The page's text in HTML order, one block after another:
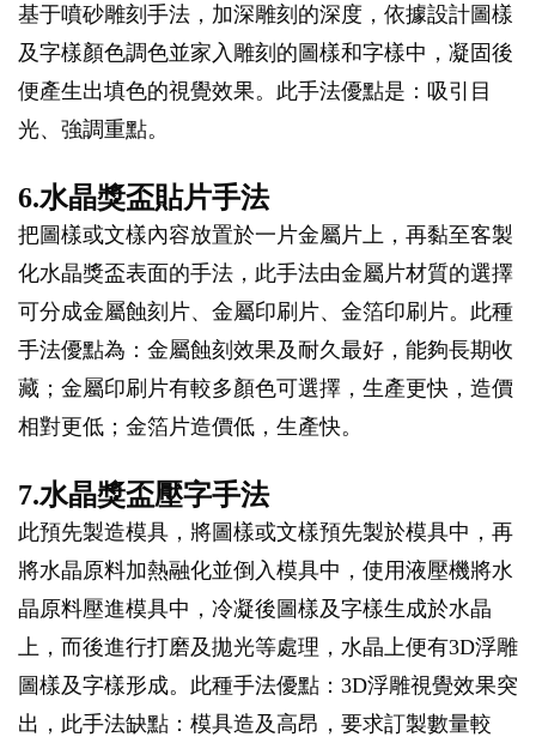
基于噴砂雕刻手法，加深雕刻的深度，依據設計圖樣
及字樣顏色調色並家入雕刻的圖樣和字樣中，凝固後
便產生出填色的視覺效果。此手法優點是：吸引目
光、強調重點。
6.水晶獎盃貼片手法
把圖樣或文樣內容放置於一片金屬片上，再黏至客製
化水晶獎盃表面的手法，此手法由金屬片材質的選擇
可分成金屬蝕刻片、金屬印刷片、金箔印刷片。此種
手法優點為：金屬蝕刻效果及耐久最好，能夠長期收
藏；金屬印刷片有較多顏色可選擇，生產更快，造價
相對更低；金箔片造價低，生產快。
7.水晶獎盃壓字手法
此預先製造模具，將圖樣或文樣預先製於模具中，再
將水晶原料加熱融化並倒入模具中，使用液壓機將水
晶原料壓進模具中，冷凝後圖樣及字樣生成於水晶
上，而後進行打磨及拋光等處理，水晶上便有3D浮雕
圖樣及字樣形成。此種手法優點：3D浮雕視覺效果突
出，此手法缺點：模具造及高昂，要求訂製數量較